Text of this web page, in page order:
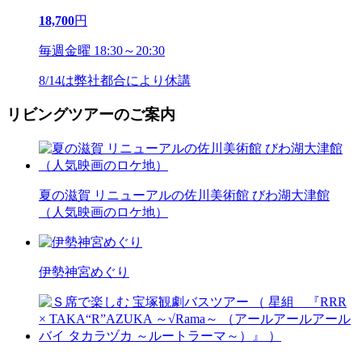
18,700円
毎週金曜 18:30～20:30
8/14は弊社都合により休講
リビングツアーのご案内
夏の滋賀 リニューアルの佐川美術館 びわ湖大津館
（人気映画のロケ地）
伊勢神宮めぐり